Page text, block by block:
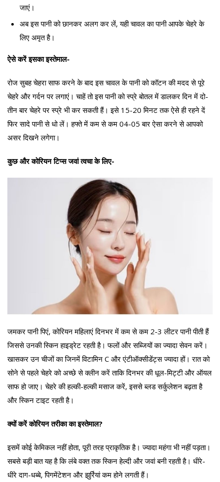
जाएं।
अब इस पानी को छानकर अलग कर लें, यही चावल का पानी आपके चेहरे के
लिए अमृत है।
ऐसे करें इसका इस्तेमाल-
रोज सुबह चेहरा साफ करने के बाद इस चावल के पानी को कॉटन की मदद से पूरे
चेहरे और गर्दन पर लगाएं। चाहें तो इस पानी को स्प्रे बोतल में डालकर दिन में दो-
तीन बार चेहरे पर स्प्रे भी कर सकती हैं। इसे 15-20 मिनट तक ऐसे ही रहने दें
फिर सादे पानी से धो लें। हफ्ते में कम से कम 04-05 बार ऐसा करने से आपको
असर दिखने लगेगा।
कुछ और कोरियन टिप्स जवां त्वचा के लिए-
जमकर पानी पिएं, कोरियन महिलाएं दिनभर में कम से कम 2-3 लीटर पानी पीती हैं
जिससे उनकी स्किन हाइड्रेट रहती है। फलों और सब्जियों का ज्यादा सेवन करें।
खासकर उन चीजों का जिनमें विटामिन C और एंटीऑक्सीडेंट्स ज्यादा हों। रात को
सोने से पहले चेहरे को अच्छे से क्लीन करें ताकि दिनभर की धूल-मिट्टी और ऑयल
साफ हो जाए। चेहरे की हल्की-हल्की मसाज करें, इससे ब्लड सर्कुलेशन बढ़ता है
और स्किन टाइट रहती है।
क्यों करें कोरियन तरीका का इस्तेमाल?
इसमें कोई केमिकल नहीं होता, पूरी तरह प्राकृतिक है। ज्यादा महंगा भी नहीं पड़ता।
सबसे बड़ी बात यह है कि लंबे वक्त तक स्किन हेल्दी और जवां बनी रहती है। धीरे-
धीरे दाग-धब्बे, पिगमेंटेशन और झुर्रियां कम होने लगती हैं।